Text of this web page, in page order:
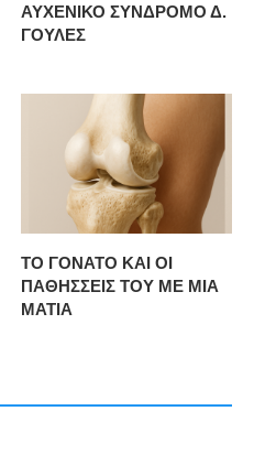
ΑΥΧΕΝΙΚΟ ΣΥΝΔΡΟΜΟ Δ.
ΓΟΥΛΕΣ
ΤΟ ΓΟΝΑΤΟ ΚΑΙ ΟΙ
ΠΑΘΗΣΣΕΙΣ ΤΟΥ ΜΕ ΜΙΑ
ΜΑΤΙΑ